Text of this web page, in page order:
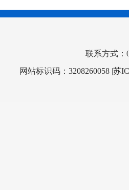
联系方式：
网站标识码：3208260058 |苏